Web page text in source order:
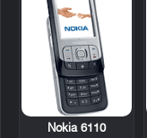
Nokia 6110